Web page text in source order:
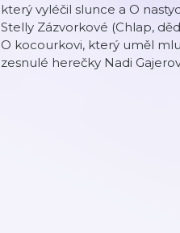
který vyléčil slunce a O
Stelly Zázvorkové (Chlap,
O kocourkovi, který uměl
zesnulé herečky Nadi